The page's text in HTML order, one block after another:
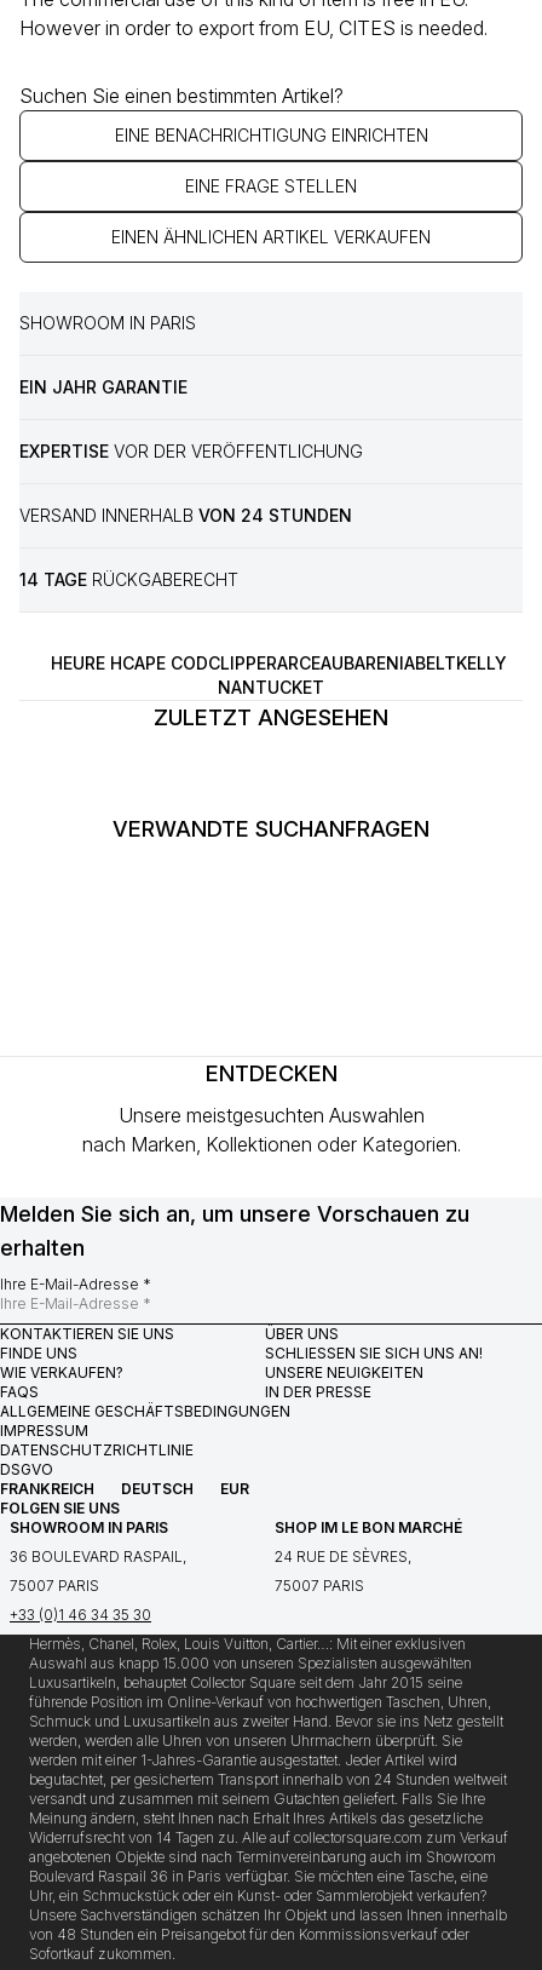
However in order to export from EU, CITES is needed.
Suchen Sie einen bestimmten Artikel?
EINE BENACHRICHTIGUNG EINRICHTEN
EINE FRAGE STELLEN
EINEN ÄHNLICHEN ARTIKEL VERKAUFEN
SHOWROOM IN PARIS
EIN JAHR GARANTIE
EXPERTISE VOR DER VERÖFFENTLICHUNG
VERSAND INNERHALB VON 24 STUNDEN
14 TAGE RÜCKGABERECHT
HEURE HCAPE CODCLIPPERARCEAUBARENIABELTKELLY
NANTUCKET
ZULETZT ANGESEHEN
VERWANDTE SUCHANFRAGEN
ENTDECKEN
Unsere meistgesuchten Auswahlen
nach Marken, Kollektionen oder Kategorien.
Melden Sie sich an, um unsere Vorschauen zu
erhalten
Ihre E-Mail-Adresse *
FOLGEN SIE UNS
KONTAKTIEREN SIE UNS
FINDE UNS
WIE VERKAUFEN?
FAQS
SHOWROOM IN PARIS
36 BOULEVARD RASPAIL,
75007 PARIS
+33 (0)1 46 34 35 30
ÜBER UNS
SCHLIESSEN SIE SICH UNS AN!
UNSERE NEUIGKEITEN
IN DER PRESSE
SHOP IM LE BON MARCHÉ
24 RUE DE SÈVRES,
75007 PARIS
ALLGEMEINE GESCHÄFTSBEDINGUNGEN
IMPRESSUM
DATENSCHUTZRICHTLINIE
DSGVO
FRANKREICH
DEUTSCH EUR
Hermès, Chanel, Rolex, Louis Vuitton, Cartier…: Mit einer exklusiven
Auswahl aus knapp 15.000 von unseren Spezialisten ausgewählten
Luxusartikeln, behauptet Collector Square seit dem Jahr 2015 seine
führende Position im Online-Verkauf von hochwertigen Taschen, Uhren,
Schmuck und Luxusartikeln aus zweiter Hand. Bevor sie ins Netz gestellt
werden, werden alle Uhren von unseren Uhrmachern überprüft. Sie
werden mit einer 1-Jahres-Garantie ausgestattet. Jeder Artikel wird
begutachtet, per gesichertem Transport innerhalb von 24 Stunden weltweit
versandt und zusammen mit seinem Gutachten geliefert. Falls Sie Ihre
Meinung ändern, steht Ihnen nach Erhalt Ihres Artikels das gesetzliche
Widerrufsrecht von 14 Tagen zu. Alle auf collectorsquare.com zum Verkauf
angebotenen Objekte sind nach Terminvereinbarung auch im Showroom
Boulevard Raspail 36 in Paris verfügbar. Sie möchten eine Tasche, eine
Uhr, ein Schmuckstück oder ein Kunst- oder Sammlerobjekt verkaufen?
Unsere Sachverständigen schätzen Ihr Objekt und lassen Ihnen innerhalb
von 48 Stunden ein Preisangebot für den Kommissionsverkauf oder
Sofortkauf zukommen.